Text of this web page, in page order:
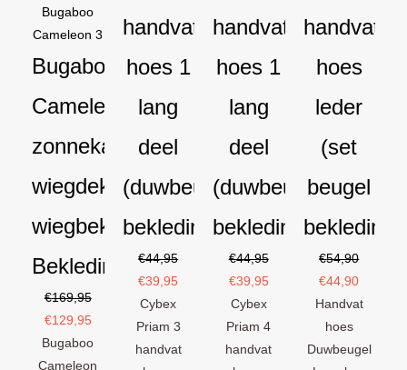
Bugaboo
Cameleon 3
Bugaboo
Cameleon
zonnekap
wiegdekje
wiegbekleding
Bekledingset
€169,95
€129,95
Bugaboo
Cameleon
handvat
hoes 1
lang
deel
(duwbeugel
bekleding)
€44,95
€39,95
Cybex
Priam 3
handvat
handvat
hoes 1
lang
deel
(duwbeugel
bekleding)
€44,95
€39,95
Cybex
Priam 4
handvat
handvat
hoes
leder
(set
beugel
bekleding)
€54,90
€44,90
Handvat
hoes
Duwbeugel